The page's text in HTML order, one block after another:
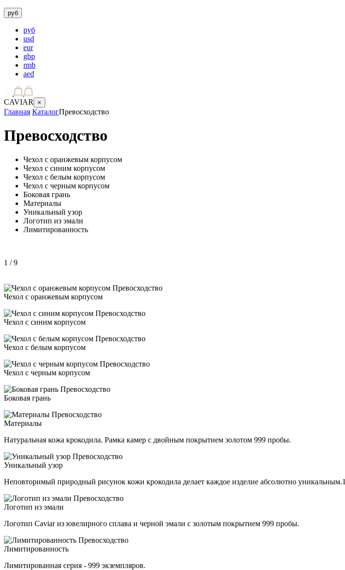
руб
руб
usd
eur
gbp
rmb
aed
CAVIAR ×
Главная КаталогПревосходство
Превосходство
Чехол с оранжевым корпусом
Чехол с синим корпусом
Чехол с белым корпусом
Чехол с черным корпусом
Боковая грань
Материалы
Уникальный узор
Логотип из эмали
Лимитированность
1 / 9
Чехол с оранжевым корпусом
Чехол с синим корпусом
Чехол с белым корпусом
Чехол с черным корпусом
Боковая грань
Материалы
Натуральная кожа крокодила. Рамка камер с двойным покрытием золотом 999 пробы.
Уникальный узор
Неповторимый природный рисунок кожи крокодила делает каждое изделие абсолютно уникальным.1
Логотип из эмали
Логотип Caviar из ювелирного сплава и черной эмали с золотым покрытием 999 пробы.
Лимитированность
Лимитированная серия - 999 экземпляров.